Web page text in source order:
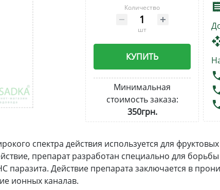
Количество
шт
КУПИТЬ
Минимальная
стоимость заказа:
350грн.
спектра действия используется для
препарат разработан специально для
Действие препарата заключается в
ионных каналав.